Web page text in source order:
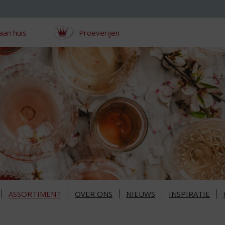
huis Proeverijen
ASSORTIMENT OVER ONS NIEUWS INSPIRATIE